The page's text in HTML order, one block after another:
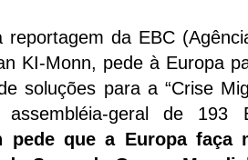
reportagem da EBC
KI-Monn, pede à Europa
soluções para a “Crise
geral de 193
pede que a Europa faça